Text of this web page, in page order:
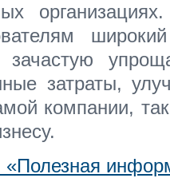
затраты,
компании,
«Полезная